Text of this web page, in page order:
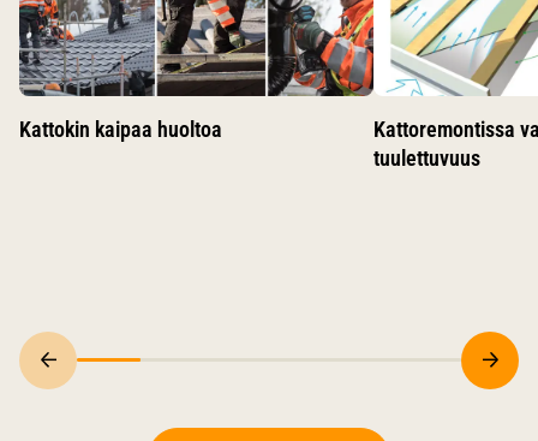
Kattokin kaipaa huoltoa
Kattoremontissa
tuulettuvuus